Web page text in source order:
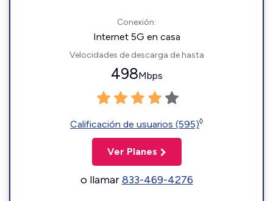
Conexión:
Internet 5G en casa
Velocidades de descarga de hasta
498Mbps
Calificación de usuarios (595)◊
Ver Planes
o llamar833-469-4276